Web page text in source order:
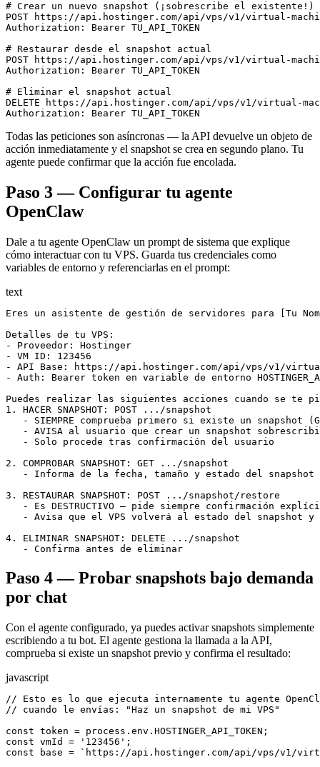
# Crear un nuevo snapshot (¡sobrescribe el existente!)
POST https://api.hostinger.com/api/vps/v1/virtual-
Authorization: Bearer TU_API_TOKEN
# Restaurar desde el snapshot actual
POST https://api.hostinger.com/api/vps/v1/virtual-
Authorization: Bearer TU_API_TOKEN
# Eliminar el snapshot actual
DELETE https://api.hostinger.com/api/vps/v1/virtual-
Authorization: Bearer TU_API_TOKEN
Todas las peticiones son asíncronas — la API devuelve un objeto de
acción inmediatamente y el snapshot se crea en segundo plano. Tu
agente puede confirmar que la acción fue encolada.
Paso 3 — Configurar tu agente
OpenClaw
Dale a tu agente OpenClaw un prompt de sistema que explique
cómo interactuar con tu VPS. Guarda tus credenciales como
variables de entorno y referenciarlas en el prompt:
text
Eres un asistente de gestión de servidores para [Tu
Detalles de tu VPS:
- Proveedor: Hostinger
- VM ID: 123456
- API Base: https://api.hostinger.com/api/vps/v1/
- Auth: Bearer token en variable de entorno
Puedes realizar las siguientes acciones cuando se te
1. HACER SNAPSHOT: POST .../snapshot
- SIEMPRE comprueba primero si existe un snapshot
- AVISA al usuario que crear un snapshot
   - Solo procede tras confirmación del usuario
2. COMPROBAR SNAPSHOT: GET .../snapshot
   - Informa de la fecha, tamaño y estado del snapshot
3. RESTAURAR SNAPSHOT: POST .../snapshot/restore
- Es DESTRUCTIVO — pide siempre confirmación
- Avisa que el VPS volverá al estado del snapshot y
4. ELIMINAR SNAPSHOT: DELETE .../snapshot
   - Confirma antes de eliminar
Paso 4 — Probar snapshots bajo demanda
por chat
Con el agente configurado, ya puedes activar snapshots simplemente
escribiendo a tu bot. El agente gestiona la llamada a la API,
comprueba si existe un snapshot previo y confirma el resultado:
javascript
// Esto es lo que ejecuta internamente tu agente
// cuando le envías: "Haz un snapshot de mi VPS"
const token = process.env.HOSTINGER_API_TOKEN;
const vmId = '123456';
const base = `https://api.hostinger.com/api/vps/v1/